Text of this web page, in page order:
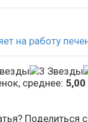
на работу
среднее: 5,00
Поделиться